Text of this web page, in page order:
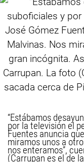
“Estábamos
por la televisión el
Fuentes anuncia
miramos unos a
nos enteramos”,
(Carrupan es el de